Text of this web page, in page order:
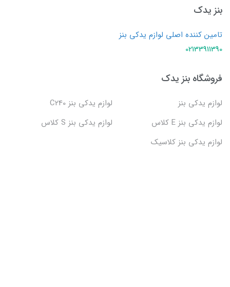
بنز یدک
تامین کننده اصلی لوازم یدکی بنز
02133911390
فروشگاه بنز یدک
لوازم یدکی بنز
لوازم یدکی بنز C240
لوازم یدکی بنز E کلاس
لوازم یدکی بنز S کلاس
لوازم یدکی بنز کلاسیک